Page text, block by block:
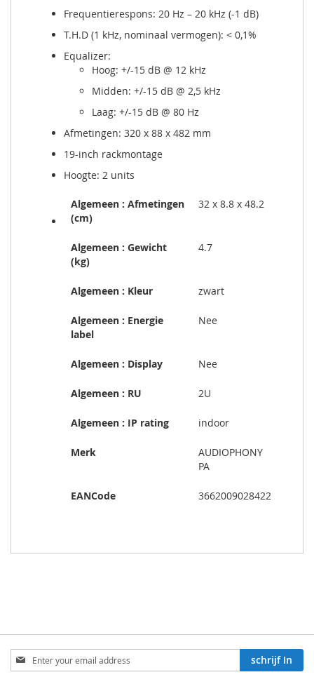
Frequentierespons: 20 Hz – 20 kHz (-1 dB)
T.H.D (1 kHz, nominaal vermogen): < 0,1%
Equalizer:
Hoog: +/-15 dB @ 12 kHz
Midden: +/-15 dB @ 2,5 kHz
Laag: +/-15 dB @ 80 Hz
Afmetingen: 320 x 88 x 482 mm
19-inch rackmontage
Hoogte: 2 units
Algemeen : Afmetingen
(cm)
32 x 8.8 x 48.2
Algemeen : Gewicht
(kg)
4.7
Algemeen : Kleur zwart
Algemeen : Energie
label
Nee
Algemeen : Display Nee
Algemeen : RU 2U
Algemeen : IP rating indoor
Merk
AUDIOPHONY
PA
EANCode 3662009028422
Aboneren
op
schrijf In